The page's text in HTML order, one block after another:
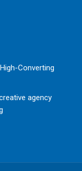
Converting
agency